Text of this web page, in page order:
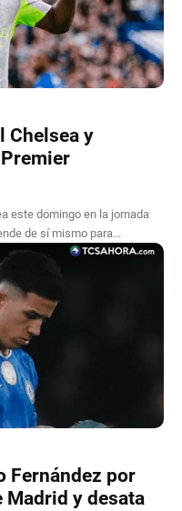
Chelsea y
este domingo en la jornada
de sí mismo para...
Fernández por
y desata